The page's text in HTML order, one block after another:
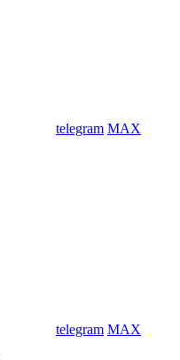
telegram MAX
telegram MAX